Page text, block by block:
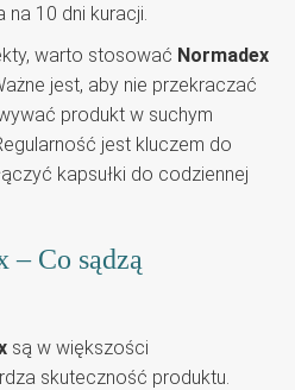
na 10 dni kuracji.
warto stosować Normadex
jest, aby nie przekraczać
produkt w suchym
jest kluczem do
kapsułki do codziennej
– Co sądzą
są w większości
skuteczność produktu.